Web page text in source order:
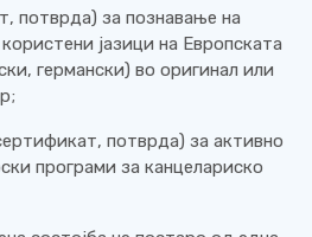
потврда) за познавање на
јазици на Европската
германски) во оригинал или
потврда) за активно
програми за канцелариско